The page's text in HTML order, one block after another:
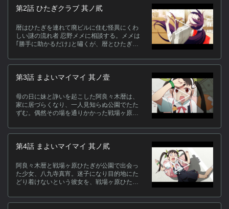
実は彼も、ひたぎと同様、人に言えない大き
第2話 ひたぎクラブ 其ノ貮
暦はひたぎを連れて廃ビルに住む怪異にくわ
しい謎の流れ者 忍野メメに相談する。メメは
｢勝手に助かるだけ｣と嘯くが、暦とひたぎに
第3話 まよいマイマイ 其ノ壹
母の日に妹と諍いを起こした阿良々木暦は、
家に居づらくなり、一人見知らぬ公園でたた
ずむ。偶然その場を通りかかった戦場ヶ原ひ
し出をする。
第4話 まよいマイマイ 其ノ貮
阿良々木暦と戦場ヶ原ひたぎが公園で出会っ
た少女、八九寺真宵。迷子になり目的地にた
どり着けないという彼女を、戦場ヶ原ひたぎ